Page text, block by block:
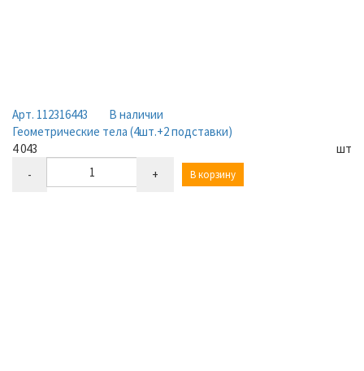
Арт. 112316443
В наличии
Геометрические тела (4шт.+2 подставки)
4 043
шт
-
+ В корзину